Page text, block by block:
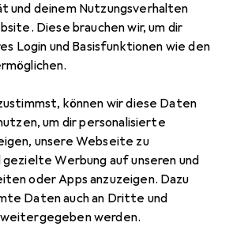
und deinem Nutzungsverhalten
Diese brauchen wir, um dir
Login und Basisfunktionen wie den
können wir diese Daten
um dir personalisierte
unsere Webseite zu
Werbung auf unseren und
oder Apps anzuzeigen. Dazu
Daten auch an Dritte und
werden.